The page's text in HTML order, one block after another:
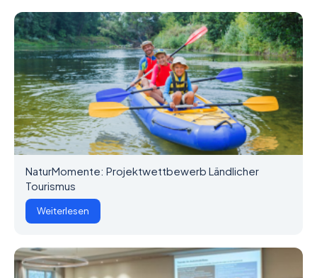
NaturMomente: Projektwettbewerb Ländlicher
Tourismus
Weiterlesen